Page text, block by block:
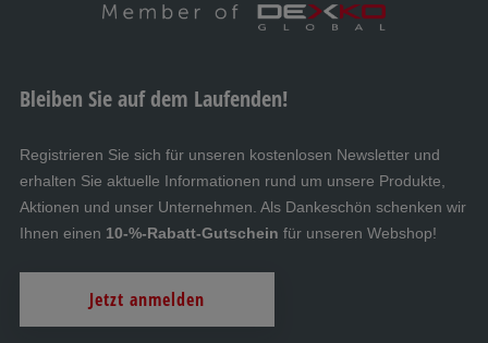
Bleiben Sie auf dem Laufenden!
Registrieren Sie sich für unseren kostenlosen Newsletter und
erhalten Sie aktuelle Informationen rund um unsere Produkte,
Aktionen und unser Unternehmen. Als Dankeschön schenken wir
Ihnen einen 10-%-Rabatt-Gutschein für unseren Webshop!
Jetzt anmelden